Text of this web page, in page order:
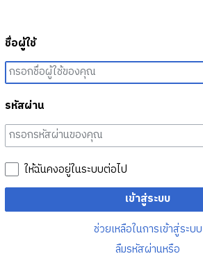
ชื่อผู้ใช้
รหัสผ่าน
ให้ฉันคงอยู่ในระบบต่อไป
เข้าสู่ระบบ
ช่วยเหลือในการเข้าสู่ระบบ
ลืมรหัสผ่านหรือ